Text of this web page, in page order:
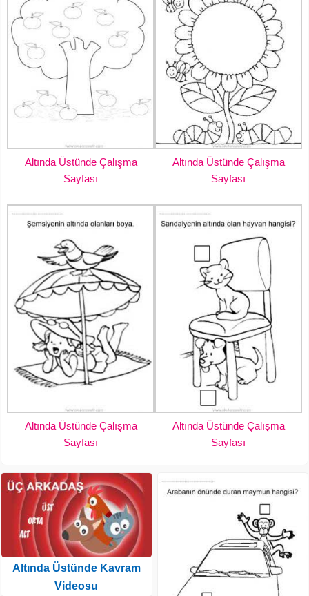
Altında Üstünde Çalışma
Sayfası
Altında Üstünde Çalışma
Sayfası
Altında Üstünde Çalışma
Sayfası
Altında Üstünde Çalışma
Sayfası
Altında Üstünde Kavram
Videosu